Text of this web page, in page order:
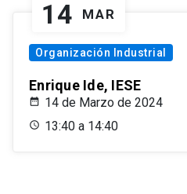
14 MAR
Organización Industrial
Enrique Ide, IESE
14 de Marzo de 2024
13:40 a 14:40